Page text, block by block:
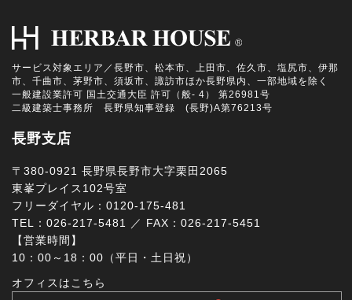
サービス対象エリア／長野市、松本市、上田市、佐久市、塩尻市、伊那
市、千曲市、茅野市、須坂市、諏訪市ほか長野県内、一部地域を除く
一般建設業許可 国土交通大臣 許可（般- 4） 第26981号
二級建築士事務所 長野県知事登録 (長野)A第76213号
長野支店
〒380-0921 長野県長野市大字栗田2065
東峯プレイス102号室
フリーダイヤル：0120-175-481
TEL：026-217-5481 ／ FAX：026-217-5451
【営業時間】
10：00～18：00（平日・土日祝）
オフィスはこちら